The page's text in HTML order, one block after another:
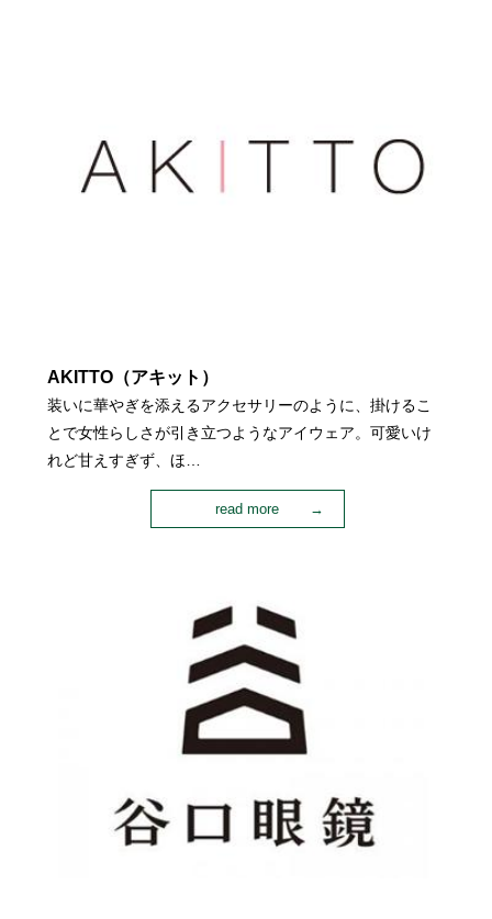
AKITTO（アキット）
装いに華やぎを添えるアクセサリーのように、掛けるこ
とで女性らしさが引き立つようなアイウェア。可愛いけ
れど甘えすぎず、ほ…
read more